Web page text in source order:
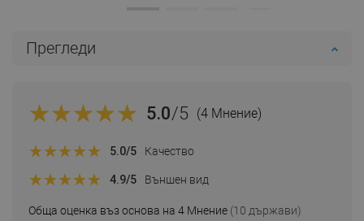
Прегледи
5.0/5 (4 Мнение)
Обща оценка въз основа на 4 Мнение (10 държави)
5.0/5 Качество
4.9/5 Външен вид